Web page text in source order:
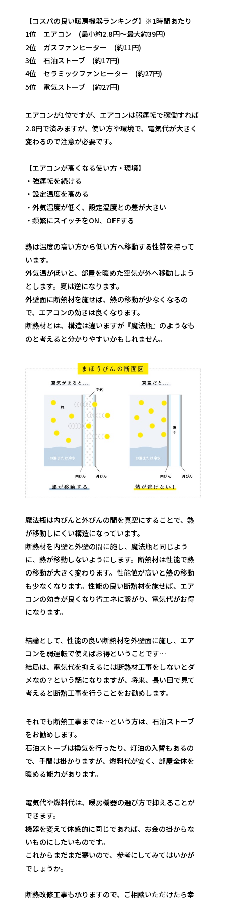
【コスパの良い暖房機器ランキング】※1時間あたり
1位 エアコン (最小約2.8円～最大約39円）
2位 ガスファンヒーター (約11円)
3位 石油ストーブ (約17円)
4位 セラミックファンヒーター (約27円)
5位 電気ストーブ (約27円)
エアコンが1位ですが、エアコンは弱運転で稼働すれば
2.8円で済みますが、使い方や環境で、電気代が大きく
変わるので注意が必要です。
【エアコンが高くなる使い方・環境】
・強運転を続ける
・設定温度を高める
・外気温度が低く、設定温度との差が大きい
・頻繁にスイッチをON、OFFする
熱は温度の高い方から低い方へ移動する性質を持って
います。
外気温が低いと、部屋を暖めた空気が外へ移動しよう
とします。夏は逆になります。
外壁面に断熱材を施せば、熱の移動が少なくなるの
で、エアコンの効きは良くなります。
断熱材とは、構造は違いますが『魔法瓶』のようなも
のと考えると分かりやすいかもしれません。
魔法瓶は内びんと外びんの間を真空にすることで、熱
が移動しにくい構造になっています。
断熱材を内壁と外壁の間に施し、魔法瓶と同じよう
に、熱が移動しないようにします。断熱材は性能で熱
の移動が大きく変わります。性能値が高いと熱の移動
も少なくなります。性能の良い断熱材を施せば、エア
コンの効きが良くなり省エネに繋がり、電気代がお得
になります。
結論として、性能の良い断熱材を外壁面に施し、エア
コンを弱運転で使えばお得ということです…
結局は、電気代を抑えるには断熱材工事をしないとダ
メなの？という話になりますが、将来、長い目で見て
考えると断熱工事を行うことをお勧めします。
それでも断熱工事までは…という方は、石油ストーブ
をお勧めします。
石油ストーブは換気を行ったり、灯油の入替もあるの
で、手間は掛かりますが、燃料代が安く、部屋全体を
暖める能力があります。
電気代や燃料代は、暖房機器の選び方で抑えることが
できます。
機器を変えて体感的に同じであれば、お金の掛からな
いものにしたいものです。
これからまだまだ寒いので、参考にしてみてはいかが
でしょうか。
断熱改修工事も承りますので、ご相談いただけたら幸